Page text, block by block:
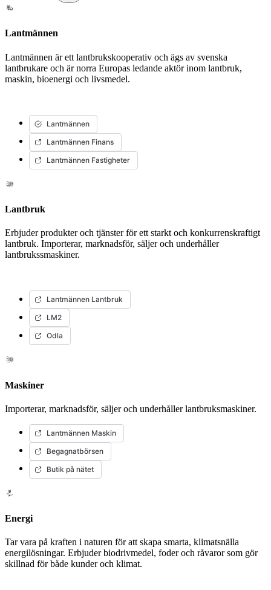
Lantmännen
Lantmännen är ett lantbrukskooperativ och ägs av svenska
lantbrukare och är norra Europas ledande aktör inom lantbruk,
maskin, bioenergi och livsmedel.
Lantmännen
Lantmännen Finans
Lantmännen Fastigheter
Lantbruk
Erbjuder produkter och tjänster för ett starkt och konkurrenskraftigt
lantbruk. Importerar, marknadsför, säljer och underhåller
lantbrukssmaskiner.
Lantmännen Lantbruk
LM2
Odla
Maskiner
Importerar, marknadsför, säljer och underhåller lantbruksmaskiner.
Lantmännen Maskin
Begagnatbörsen
Butik på nätet
Energi
Tar vara på kraften i naturen för att skapa smarta, klimatsnälla
energilösningar. Erbjuder biodrivmedel, foder och råvaror som gör
skillnad för både kunder och klimat.